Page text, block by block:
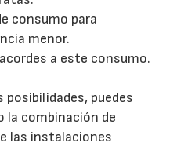
consumo para
menor.
a este consumo.
posibilidades, puedes
la combinación de
las instalaciones